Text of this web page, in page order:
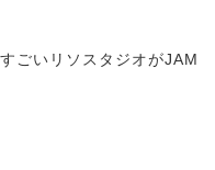
ごいリソスタジオがJAM